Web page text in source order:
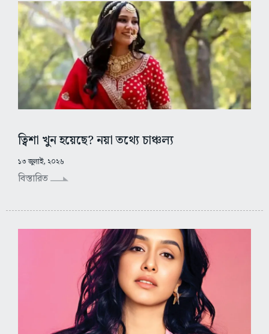
ত্বিশা খুন হয়েছে? নয়া তথ্যে চাঞ্চল্য
১৩ জুলাই, ২০২৬
বিস্তারিত